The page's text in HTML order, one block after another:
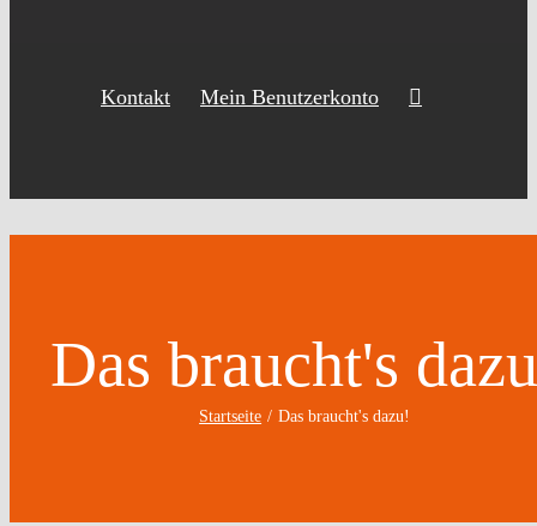
Kontakt Mein Benutzerkonto
Das braucht's
Startseite Das braucht's dazu!